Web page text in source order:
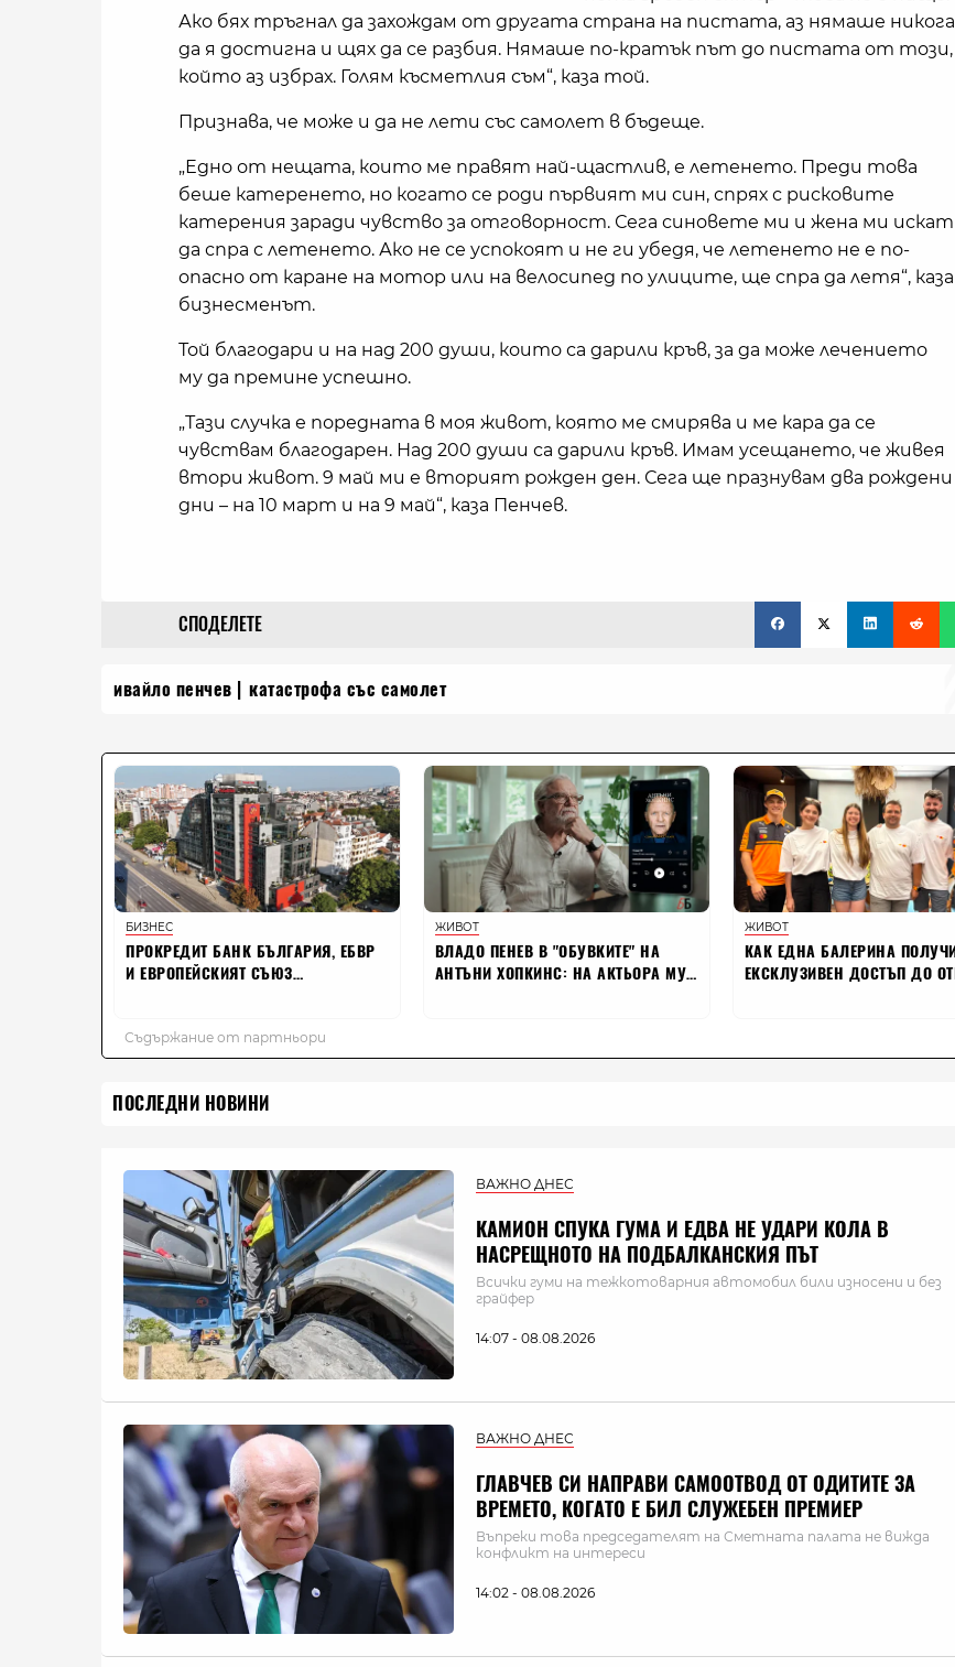
Ако бях тръгнал да захождам от другата страна на пистата, аз нямаше никога
да я достигна и щях да се разбия. Нямаше по-кратък път до пистата от този,
който аз избрах. Голям късметлия съм“, каза той.
Признава, че може и да не лети със самолет в бъдеще.
„Едно от нещата, които ме правят най-щастлив, е летенето. Преди това
беше катеренето, но когато се роди първият ми син, спрях с рисковите
катерения заради чувство за отговорност. Сега синовете ми и жена ми искат
да спра с летенето. Ако не се успокоят и не ги убедя, че летенето не е по-
опасно от каране на мотор или на велосипед по улиците, ще спра да летя“, каза
бизнесменът.
Той благодари и на над 200 души, които са дарили кръв, за да може лечението
му да премине успешно.
„Тази случка е поредната в моя живот, която ме смирява и ме кара да се
чувствам благодарен. Над 200 души са дарили кръв. Имам усещането, че живея
втори живот. 9 май ми е вторият рожден ден. Сега ще празнувам два рождени
дни – на 10 март и на 9 май“, каза Пенчев.
СПОДЕЛЕТЕ
ивайло пенчев катастрофа със самолет
ПОСЛЕДНИ НОВИНИ
ВАЖНО ДНЕС
КАМИОН СПУКА ГУМА И ЕДВА НЕ УДАРИ КОЛА В
НАСРЕЩНОТО НА ПОДБАЛКАНСКИЯ ПЪТ
Всички гуми на тежкотоварния автомобил били износени и без
грайфер
14:07 - 08.08.2026
ВАЖНО ДНЕС
ГЛАВЧЕВ СИ НАПРАВИ САМООТВОД ОТ ОДИТИТЕ ЗА
ВРЕМЕТО, КОГАТО Е БИЛ СЛУЖЕБЕН ПРЕМИЕР
Въпреки това председателят на Сметната палата не вижда
конфликт на интереси
14:02 - 08.08.2026